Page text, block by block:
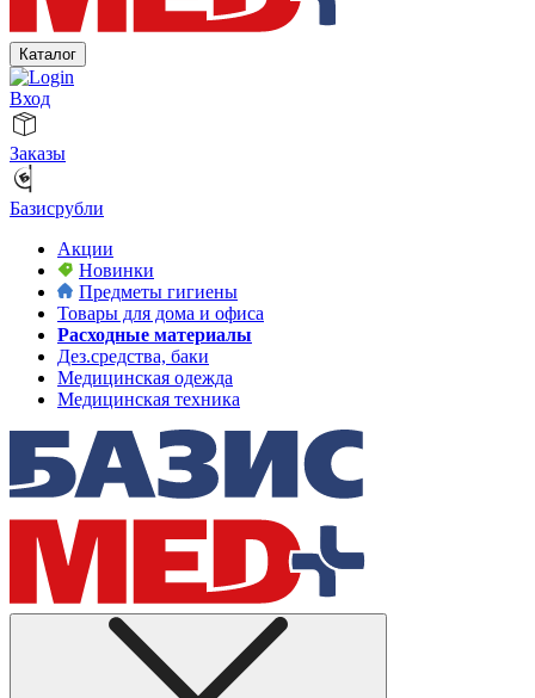
Каталог
Вход
Заказы
Базисрубли
Акции
Новинки
Предметы гигиены
Товары для дома и офиса
Расходные материалы
Дез.средства, баки
Медицинская одежда
Медицинская техника